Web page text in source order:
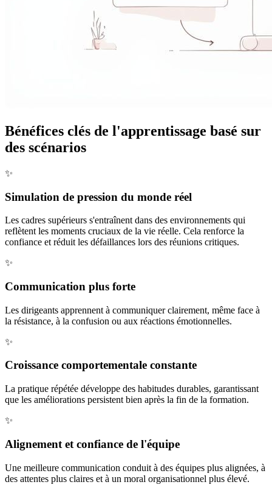
Bénéfices clés de l'apprentissage basé sur
des scénarios
✨
Simulation de pression du monde réel
Les cadres supérieurs s'entraînent dans des environnements qui
reflètent les moments cruciaux de la vie réelle. Cela renforce la
confiance et réduit les défaillances lors des réunions critiques.
✨
Communication plus forte
Les dirigeants apprennent à communiquer clairement, même face à
la résistance, à la confusion ou aux réactions émotionnelles.
✨
Croissance comportementale constante
La pratique répétée développe des habitudes durables, garantissant
que les améliorations persistent bien après la fin de la formation.
✨
Alignement et confiance de l'équipe
Une meilleure communication conduit à des équipes plus alignées, à
des attentes plus claires et à un moral organisationnel plus élevé.